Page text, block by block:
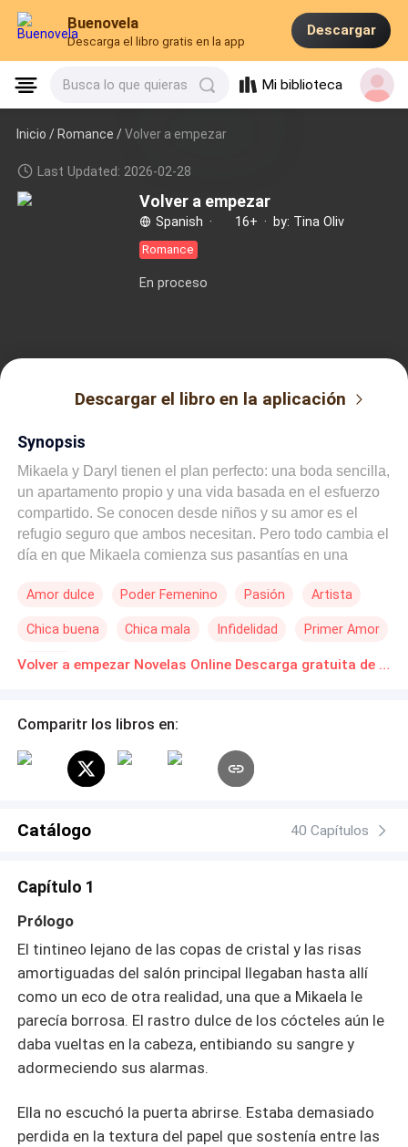
Buenovela
Descarga el libro gratis en la app
Descargar
Busca lo que quieras Mi biblioteca
Inicio /Romance /Volver a empezar
Last Updated: 2026-02-28
Volver a empezar
Spanish · 16+ · by: Tina Oliv
Romance
En proceso
Descargar el libro en la aplicación
Synopsis
Mikaela y Daryl tienen el plan perfecto: una boda sencilla,
un apartamento propio y una vida basada en el esfuerzo
compartido. Se conocen desde niños y su amor es el
refugio seguro que ambos necesitan. Pero todo cambia el
día en que Mikaela comienza sus pasantías en una
accidental, derrama su café sobre Roman, el arrogante y
un altercado lleno de chispas y desprecio, pronto se
convierte en una peligrosa atracción. Mientras Roman
empieza a ver en el jefe la solución a todos sus
Atrapada entre la ambición que su familia le impone, la
desconfianza de una rival que acecha a Daryl en las
descubrir si el éxito vale el sacrificio de su identidad. ¿Se
oportunidades, el peso de la clase social y la búsqueda
Amor dulce Poder Femenino Pasión Artista
Chica buena Chica mala Infidelidad Primer Amor
Perdón Volver a empezar Novelas Online Descarga gratuita de PDF
Comparitr los libros en:
Catálogo 40 Capítulos
Capítulo 1
Prólogo
El tintineo lejano de las copas de cristal y las risas
amortiguadas del salón principal llegaban hasta allí
como un eco de otra realidad, una que a Mikaela le
parecía borrosa. El rastro dulce de los cócteles aún le
daba vueltas en la cabeza, entibiando su sangre y
adormeciendo sus alarmas.
Ella no escuchó la puerta abrirse. Estaba demasiado
perdida en la textura del papel que sostenía entre las